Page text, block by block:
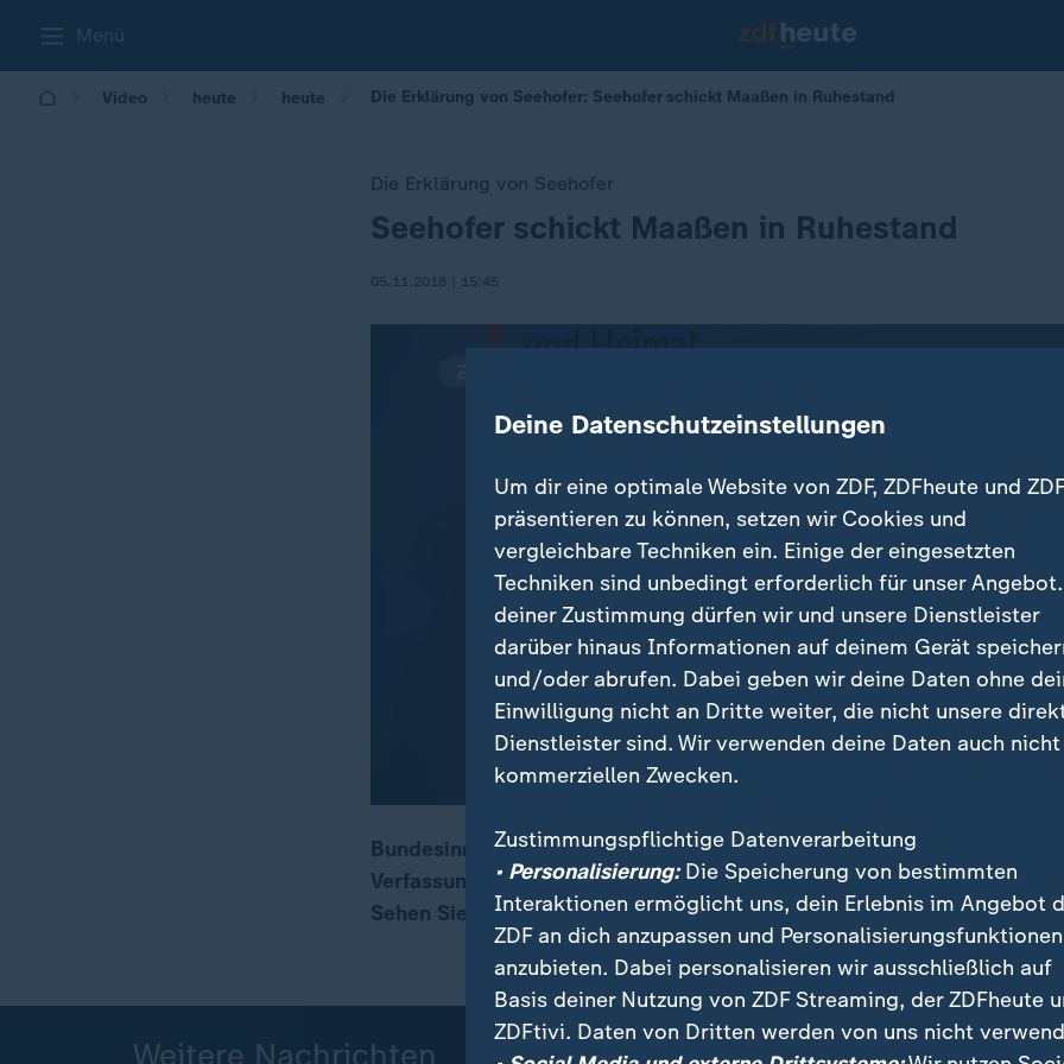
Menü
Video heute heute Die Erklärung von Seehofer: Seehofer schickt Maaßen in Ruhestand
Die Erklärung von Seehofer
:
Seehofer schickt Maaßen in Ruhestand
05.11.2018 | 15:45
00:05 01:59
Bundesinnenminister Seehofer hat den Bundespräsidenten gebeten,
Verfassungsschutzpräsident Maaßen in den einstweiligen Ruhestand
Sehen Sie hier die gesamte Erklärung.
Weitere Nachrichten
Deine Datenschutzeinstellungen
Um dir eine optimale Website von ZDF, ZDFheute und
präsentieren zu können, setzen wir Cookies und
vergleichbare Techniken ein. Einige der eingesetzten
Techniken sind unbedingt erforderlich für unser
deiner Zustimmung dürfen wir und unsere Dienstleister
darüber hinaus Informationen auf deinem Gerät
und/oder abrufen. Dabei geben wir deine Daten ohne
Einwilligung nicht an Dritte weiter, die nicht unsere
Dienstleister sind. Wir verwenden deine Daten auch nicht
kommerziellen Zwecken.
Zustimmungspflichtige Datenverarbeitung
• Personalisierung:Die Speicherung von bestimmten
Interaktionen ermöglicht uns, dein Erlebnis im Angebot
ZDF an dich anzupassen und Personalisierungsfunktionen
anzubieten. Dabei personalisieren wir ausschließlich auf
Basis deiner Nutzung von ZDF Streaming, der ZDFheute
ZDFtivi. Daten von Dritten werden von uns nicht